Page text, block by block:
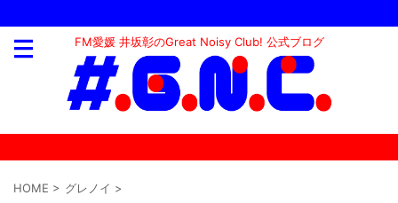
FM愛媛 井坂彰のGreat Noisy Club! 公式ブログ
HOME > グレノイ >